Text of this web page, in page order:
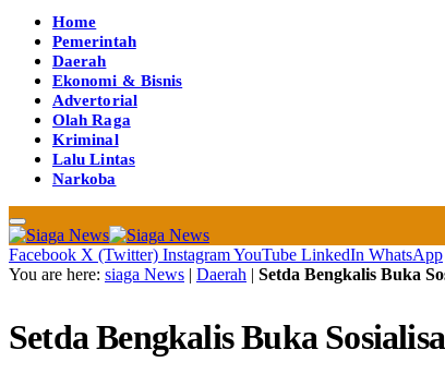
Home
Pemerintah
Daerah
Ekonomi & Bisnis
Advertorial
Olah Raga
Kriminal
Lalu Lintas
Narkoba
Facebook X (Twitter) InstagramYouTube LinkedIn WhatsApp
You are here: siaga News | Daerah | Setda Bengkalis Buka
Setda Bengkalis Buka